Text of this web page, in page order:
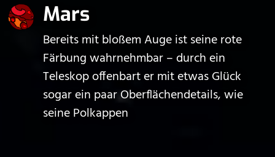
Mars
Bereits mit bloßem Auge ist seine rote
Färbung wahrnehmbar – durch ein
Teleskop offenbart er mit etwas Glück
sogar ein paar Oberflächendetails, wie
seine Polkappen